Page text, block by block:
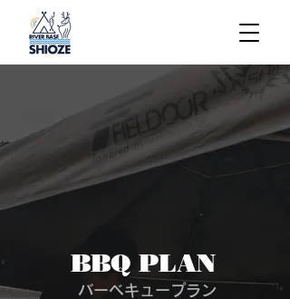
BBQ PLAN
バーベキュープラン